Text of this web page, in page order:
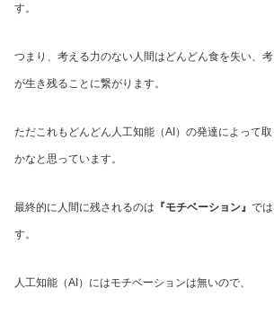
す。
つまり、考える力のない人間はどんどん食を失い、
が生き残ることに繋がります。
ただこれもどんどん人工知能（AI）の発達によって
かなと思っています。
最終的に人間に残されるのは 『モチベーション』 で
す。
人工知能（AI）にはモチベーションは無いので、